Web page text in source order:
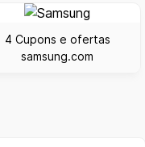
4 Cupons e ofertas
samsung.com